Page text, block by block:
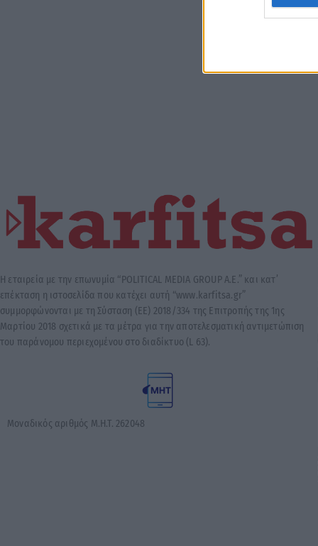
Η εταιρεία με την επωνυμία “POLITICAL MEDIA GROUP A.E.” και κατ’
επέκταση η ιστοσελίδα που κατέχει αυτή “www.karfitsa.gr”
συμμορφώνονται με τη Σύσταση (ΕΕ) 2018/334 της Επιτροπής της 1ης
Μαρτίου 2018 σχετικά με τα μέτρα για την αποτελεσματική αντιμετώπιση
του παράνομου περιεχομένου στο διαδίκτυο (L 63).
Μοναδικός αριθμός Μ.Η.Τ. 262048